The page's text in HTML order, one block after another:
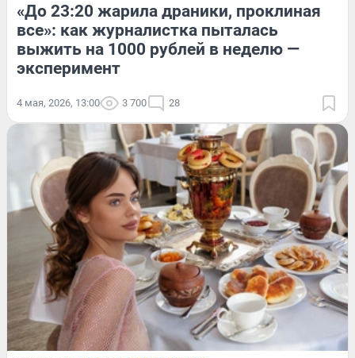
«До 23:20 жарила драники, проклиная
все»: как журналистка пыталась
выжить на 1000 рублей в неделю —
эксперимент
4 мая, 2026, 13:00 3 700 28